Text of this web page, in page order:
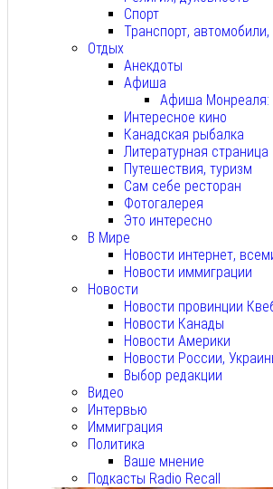
Спорт
Транспорт,
Отдых
Анекдоты
Афиша
Афиша Монреаля:
Интересное кино
Канадская рыбалка
Литературная страница
Путешествия, туризм
Сам себе ресторан
Фотогалерея
Это интересно
В Мире
Новости интернет,
Новости иммиграции
Новости
Новости провинции
Новости Канады
Новости Америки
Новости России,
Выбор редакции
Видео
Интервью
Иммиграция
Политика
Ваше мнение
Подкасты Radio Recall